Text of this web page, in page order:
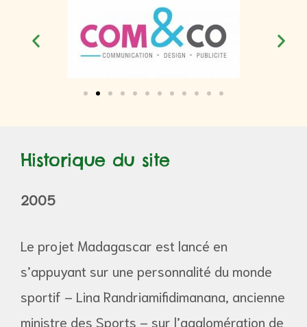
Historique du site
2005
Le projet Madagascar est lancé en
s’appuyant sur une personnalité du monde
sportif – Lina Randriamifidimanana, ancienne
ministre des Sports – sur l’agglomération de